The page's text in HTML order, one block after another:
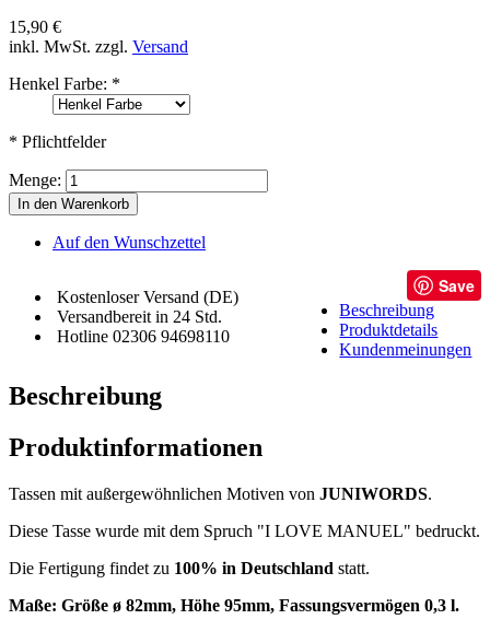
15,90 €
inkl. MwSt. zzgl. Versand
Henkel Farbe: *
* Pflichtfelder
Menge:
In den Warenkorb
Auf den Wunschzettel
Kostenloser Versand (DE)
Versandbereit in 24 Std.
Hotline 02306 94698110
Save
Beschreibung
Produktdetails
Kundenmeinungen
Beschreibung
Produktinformationen
Tassen mit außergewöhnlichen Motiven von JUNIWORDS.
Diese Tasse wurde mit dem Spruch "I LOVE MANUEL" bedruckt.
Die Fertigung findet zu 100% in Deutschland statt.
Maße: Größe ø 82mm, Höhe 95mm, Fassungsvermögen 0,3 l.